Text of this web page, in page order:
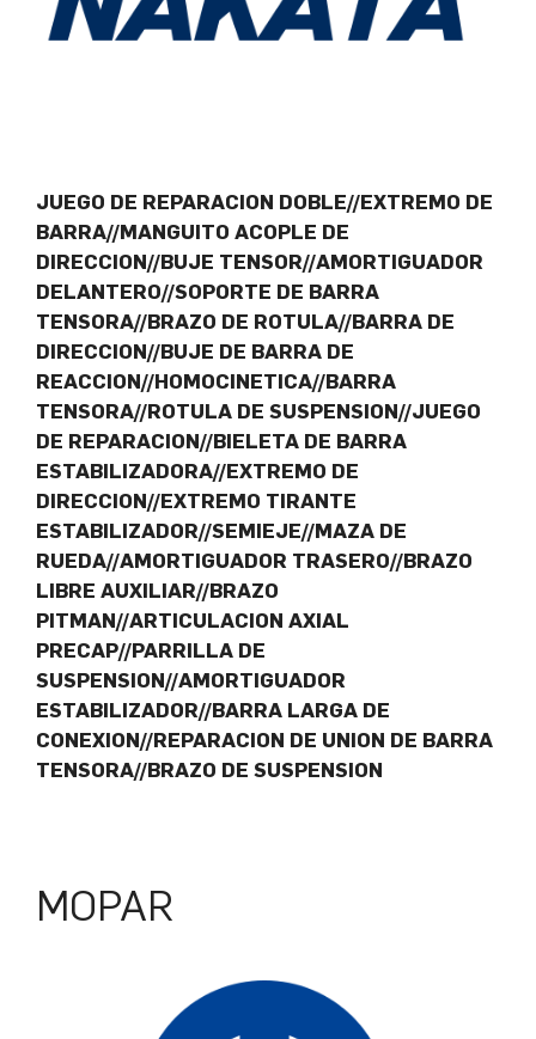
JUEGO DE REPARACION DOBLE//EXTREMO DE
BARRA//MANGUITO ACOPLE DE
DIRECCION//BUJE TENSOR//AMORTIGUADOR
DELANTERO//SOPORTE DE BARRA
TENSORA//BRAZO DE ROTULA//BARRA DE
DIRECCION//BUJE DE BARRA DE
REACCION//HOMOCINETICA//BARRA
TENSORA//ROTULA DE SUSPENSION//JUEGO
DE REPARACION//BIELETA DE BARRA
ESTABILIZADORA//EXTREMO DE
DIRECCION//EXTREMO TIRANTE
ESTABILIZADOR//SEMIEJE//MAZA DE
RUEDA//AMORTIGUADOR TRASERO//BRAZO
LIBRE AUXILIAR//BRAZO
PITMAN//ARTICULACION AXIAL
PRECAP//PARRILLA DE
SUSPENSION//AMORTIGUADOR
ESTABILIZADOR//BARRA LARGA DE
CONEXION//REPARACION DE UNION DE BARRA
TENSORA//BRAZO DE SUSPENSION
MOPAR